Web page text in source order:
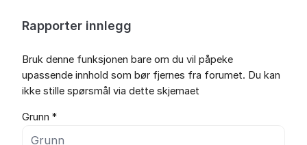
Rapporter innlegg
Bruk denne funksjonen bare om du vil påpeke
upassende innhold som bør fjernes fra forumet. Du kan
ikke stille spørsmål via dette skjemaet
Grunn *